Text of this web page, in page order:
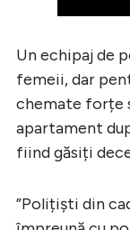
Un echipaj de
femeii, dar
chemate forțe
apartament
fiind găsiți
”Polițişti din